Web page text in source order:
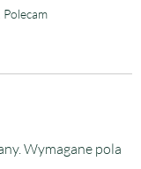
Polecam
Wymagane pola